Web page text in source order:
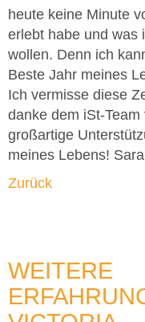
heute keine Minute
erlebt habe und was
wollen. Denn ich
Beste Jahr meines
Ich vermisse diese
danke dem iSt-
großartige
meines Lebens!
Zurück
WEITERE